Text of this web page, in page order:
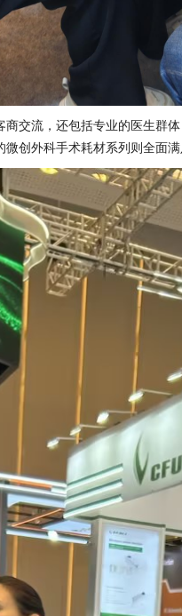
交流，还包括专业的医生群
创外科手术耗材系列则全面